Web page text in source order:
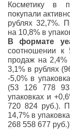
Косметику в
покупали
рублях 32,7%.
на 10,8% в
В формате
соотношении
продаж на 2,4%
3,1% в рублях
-5,0% в
(53 126 778
упаковках и
720 824 руб.).
14,7% в
268 558 677